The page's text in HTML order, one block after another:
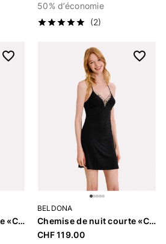
50% d’économie
(2)
Chemise de nuit courte «Carol»
BELDONA
Chemise de nuit courte «Camila»
CHF 119.00